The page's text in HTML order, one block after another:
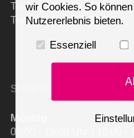
Telefon 089 / 29 87 86
Telefax 089 / 291 39 78
SPRECHZEITEN
Montag
09:00 - 13:00 Uhr | 15:00 -
wir Cookies. So
Nutzererlebnis bieten.
Essenziell